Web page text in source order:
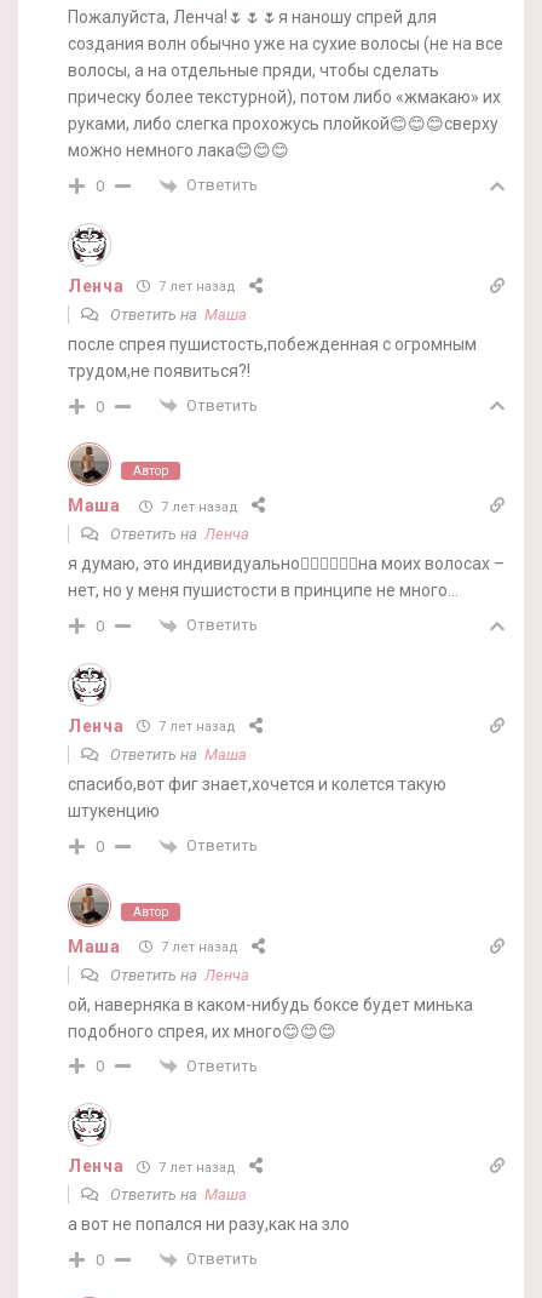
Пожалуйста, Ленча!🌷🌷🌷я наношу спрей для
создания волн обычно уже на сухие волосы (не на все
волосы, а на отдельные пряди, чтобы сделать
прическу более текстурной), потом либо «жмакаю» их
руками, либо слегка прохожусь плойкой😊😊😊сверху
можно немного лака😊😊😊
0 Ответить
Ленча 7 лет назад
Ответить на Маша
после спрея пушистость,побежденная с огромным
трудом,не появиться?!
0 Ответить
Автор
Маша 7 лет назад
Ответить наЛенча
я думаю, это индивидуально🤷‍♀️🤷‍♀️🤷‍♀️на моих волосах –
нет, но у меня пушистости в принципе не много…
0 Ответить
Ленча 7 лет назад
Ответить на Маша
спасибо,вот фиг знает,хочется и колется такую
штукенцию
0 Ответить
Автор
Маша 7 лет назад
Ответить на Ленча
ой, наверняка в каком-нибудь боксе будет минька
подобного спрея, их много😊😊😊
0 Ответить
Ленча 7 лет назад
Ответить на Маша
а вот не попался ни разу,как на зло
0 Ответить